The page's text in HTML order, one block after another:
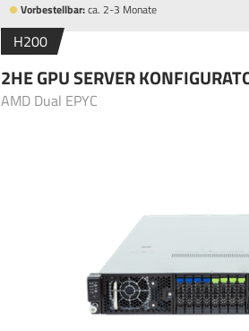
Vorbestellbar:ca. 2-3 Monate
H200
2HE GPU SERVER
AMD Dual EPYC